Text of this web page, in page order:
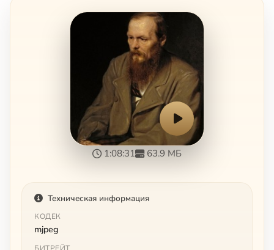
1:08:31 63.9 МБ
Техническая информация
КОДЕК
mjpeg